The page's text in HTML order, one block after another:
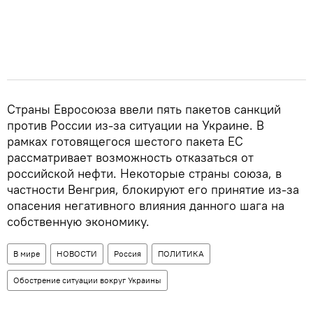
Страны Евросоюза ввели пять пакетов санкций
против России из-за ситуации на Украине. В
рамках готовящегося шестого пакета ЕС
рассматривает возможность отказаться от
российской нефти. Некоторые страны союза, в
частности Венгрия, блокируют его принятие из-за
опасения негативного влияния данного шага на
собственную экономику.
В мире НОВОСТИ Россия ПОЛИТИКА
Обострение ситуации вокруг Украины